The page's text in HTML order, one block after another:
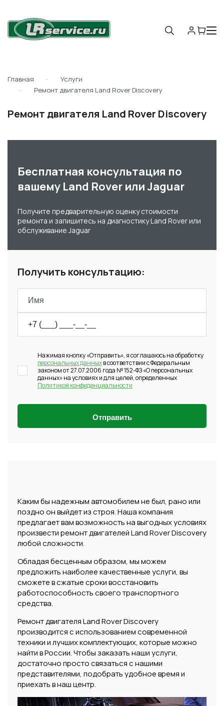
Главная
Услуги
Ремонт двигателя Land Rover Discovery
Ремонт двигателя Land Rover Discovery
Бесплатная консультация по
вашему Land Rover или Jaguar
Получите предварительную оценку стоимости
ремонта и запишитесь на диагностику Land Rover или
обслуживание Jaguar
Получить консультацию:
Нажимая кнопку «Отправить», я соглашаюсь на обработку
персональных данныхв соответствии с Федеральным
законом от 27.07.2006 года № 152-ФЗ «О персональных
данных» на условиях и для целей, определенных
Политикой конфиденциальности
Отправить
Каким бы надежным автомобилем не был, рано или
поздно он выйдет из строя. Наша компания
предлагает вам возможность на выгодных условиях
произвести ремонт двигателей Land Rover Discovery
любой сложности.
Обладая бесценным образом, мы можем
предложить наиболее качественные услуги, вы
сможете в сжатые сроки восстановить
работоспособность своего транспортного
средства.
Ремонт двигателя Land Rover Discovery
производится с использованием современной
техники и лучших комплектующих, которые можно
найти в России. Чтобы заказать наши услуги,
достаточно просто связаться с нашими
представителями, подобрать удобное время и
приехать в наш центр.